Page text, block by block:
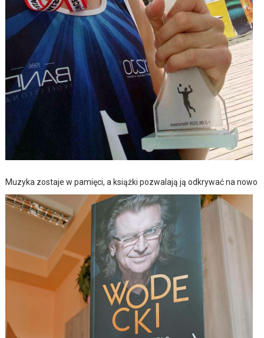
Muzyka zostaje w pamięci, a książki pozwalają ją odkrywać na nowo